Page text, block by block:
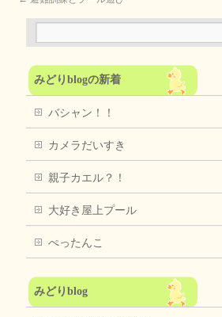
みどりblogの新着
バシャン！！
カメラだいすき
親子カエル？！
大好き屋上プール
ぺったんこ
みどりblog